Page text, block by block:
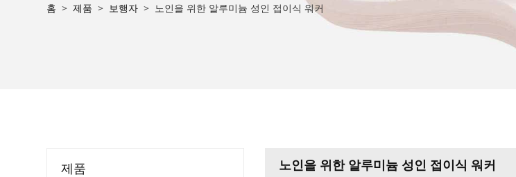
홈 > 제품 > 보행자 > 노인을 위한 알루미늄 성인 접이식 워커
노인을 위한 알루미늄 성인 접이식 워커
제품